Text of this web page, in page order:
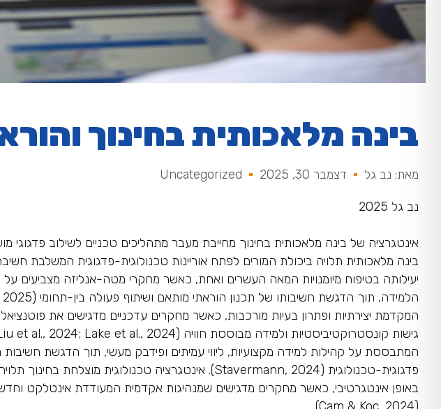
בינה מלאכותית בחינוך
מאת: נב גל דצמבר 30, 2025 Uncategorized
נב גל 2025
אינטגרציה של בינה מלאכותית בחינוך מחייבת מעבר מתהליכים טכניים לשילוב
יעילותה בטיפוח מיומנויות המאה העשרים ואחת, כאשר מחקרי מטה-אנליזה מצביעים
המקדמת יצירתיות ופתרון בעיות מורכבות, כאשר מחקרים עדכניים מדגישים את
המתבססת על קהילות למידה מקצועיות, ליווי עמיתים ופידבק מעשי, תוך הדגשת חשיבות
באופן אינטגרטיבי, כאשר מחקרים מדגישים שמנהיגות אקדמית המעודדת אינטלקט